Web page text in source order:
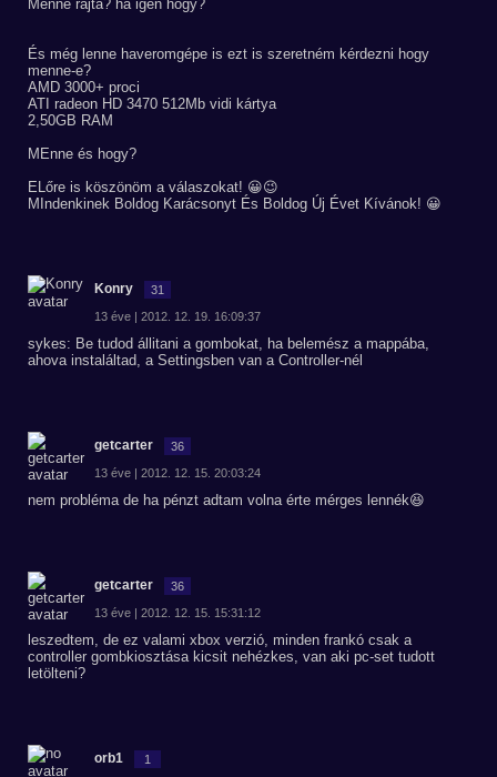
Menne rajta? ha igen hogy?
És még lenne haveromgépe is ezt is szeretném kérdezni hogy
menne-e?
AMD 3000+ proci
ATI radeon HD 3470 512Mb vidi kártya
2,50GB RAM
MEnne és hogy?
ELőre is köszönöm a válaszokat! 😀😉
MIndenkinek Boldog Karácsonyt És Boldog Új Évet Kívánok! 😀
Konry 31
13 éve | 2012. 12. 19. 16:09:37
sykes: Be tudod állitani a gombokat, ha belemész a mappába,
ahova instaláltad, a Settingsben van a Controller-nél
getcarter 36
13 éve | 2012. 12. 15. 20:03:24
nem probléma de ha pénzt adtam volna érte mérges lennék😆
getcarter 36
13 éve | 2012. 12. 15. 15:31:12
leszedtem, de ez valami xbox verzió, minden frankó csak a
controller gombkiosztása kicsit nehézkes, van aki pc-set tudott
letölteni?
orb1 1